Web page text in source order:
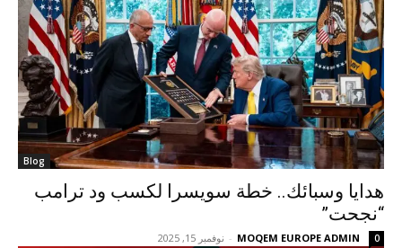
Blog
هدايا وسبائك.. خطة سويسرا لكسب ود ترامب
“نجحت”
MOQEM EUROPE ADMIN
- نوفمبر 15, 2025 0